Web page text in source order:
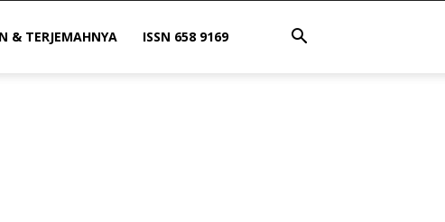
& TERJEMAHNYA ISSN 658 9169